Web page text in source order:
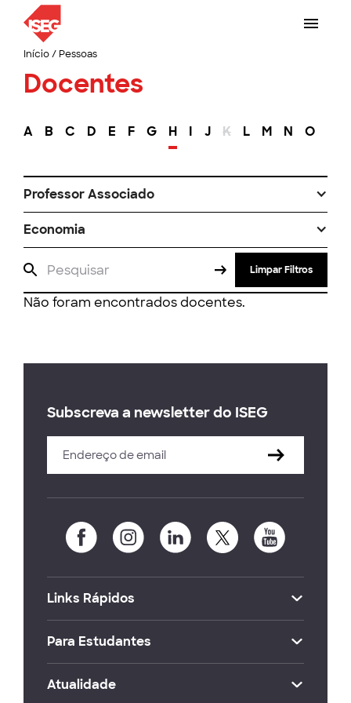
Início/ Pessoas
Docentes
A B C D E F G H I J K L M N O
Professor Associado
Economia
Limpar Filtros
Não foram encontrados docentes.
Subscreva a newsletter do ISEG
Links Rápidos
Para Estudantes
Atualidade